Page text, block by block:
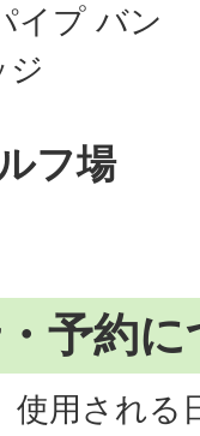
イプ バン
ジ
フ場
予約
使用される